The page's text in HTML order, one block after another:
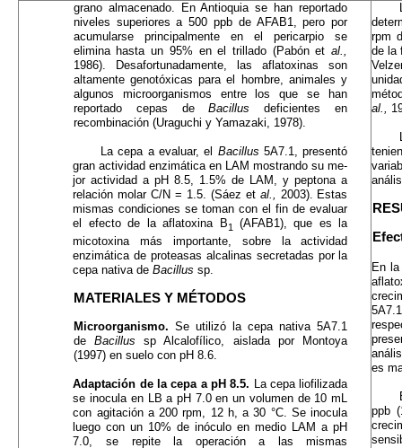
grano almacenado. En Antioquia se han reportado
niveles superiores a 500 ppb de AFAB1, pero por
acu­mularse principalmente en el pericarpio se
elimina hasta un 95% en el trillado (Pabón etal.,
1986). Des­afortunadamente, las aflatoxinas son
altamente genotóxicas para el hombre, animales y
algunos mi­croorganismos entre los que se han
reportado cepas deBacillusdeficientes en
recombinación (Uraguchi y Yamazaki, 1978).
La cepa a evaluar, el Bacillus5A7.1, presentó
gran actividad enzimática en LAM mostrando su me­
jor actividad a pH 8.5, 1.5% de LAM, y peptona a
relación molar C/N = 1.5. (Sáez et al., 2003). Estas
mismas condiciones se toman con el fin de evaluar
el efecto de la aflatoxina B1
(AFAB1), que es la
micotoxina más importante, sobre la actividad
enzimática de proteasas alcalinas secretadas por la
cepa nativa deBacillussp.
MATERIALES Y MÉTODOS
Microorganismo.Se utilizó la cepa nativa 5A7.1
deBacillussp Alcalofílico, aislada por Montoya
(1997) en suelo con pH 8.6.
Adaptación de la cepa a pH 8.5. La cepa liofilizada
se inocula en LB a pH 7.0 en un volumen de 10 mL
con agitación a 200 rpm, 12 h, a 30 °C. Se inocula
luego con un 10% de inóculo en medio LAM a pH
7.0, se repite la operación a las mismas
rpm
de la
al.,
En
es
ppb